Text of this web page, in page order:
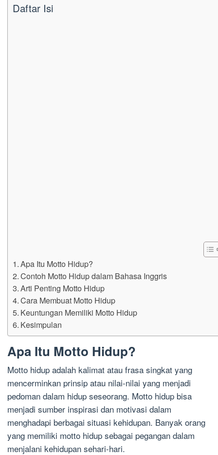
Daftar Isi
Apa Itu Motto Hidup?
Contoh Motto Hidup dalam Bahasa Inggris
Arti Penting Motto Hidup
Cara Membuat Motto Hidup
Keuntungan Memiliki Motto Hidup
Kesimpulan
Apa Itu Motto Hidup?
Motto hidup adalah kalimat atau frasa singkat yang
mencerminkan prinsip atau nilai-nilai yang menjadi
pedoman dalam hidup seseorang. Motto hidup bisa
menjadi sumber inspirasi dan motivasi dalam
menghadapi berbagai situasi kehidupan. Banyak orang
yang memiliki motto hidup sebagai pegangan dalam
menjalani kehidupan sehari-hari.